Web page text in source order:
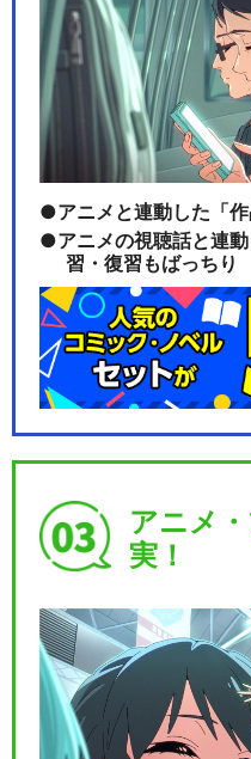
アニメと連動した「
アニメの視聴話と連
習・復習もばっちり
アニメ
実！